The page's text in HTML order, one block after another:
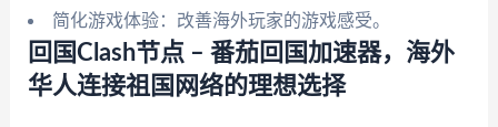
简化游戏体验：改善海外玩家的游戏感受。
回国Clash节点 – 番茄回国加速器，海外
华人连接祖国网络的理想选择